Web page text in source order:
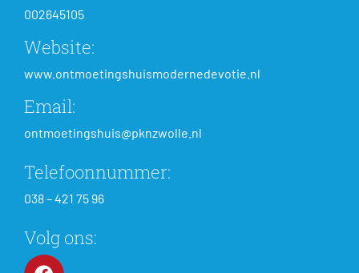
002645105
Website:
www.ontmoetingshuismodernedevotie.nl
Email:
ontmoetingshuis@pknzwolle.nl
Telefoonnummer:
038 – 421 75 96
Volg ons: